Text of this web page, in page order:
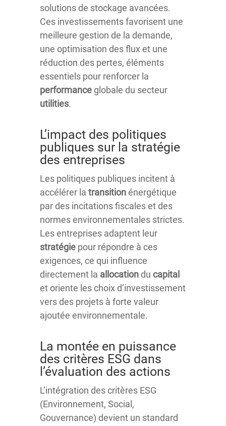
solutions de stockage avancées.
Ces investissements favorisent une
meilleure gestion de la demande,
une optimisation des flux et une
réduction des pertes, éléments
essentiels pour renforcer la
performance globale du secteur
utilities.
L’impact des politiques
publiques sur la stratégie
des entreprises
Les politiques publiques incitent à
accélérer la transitionénergétique
par des incitations fiscales et des
normes environnementales strictes.
Les entreprises adaptent leur
stratégie pour répondre à ces
exigences, ce qui influence
directement la allocation du capital
et oriente les choix d’investissement
vers des projets à forte valeur
ajoutée environnementale.
La montée en puissance
des critères ESG dans
l’évaluation des actions
L’intégration des critères ESG
(Environnement, Social,
Gouvernance) devient un standard